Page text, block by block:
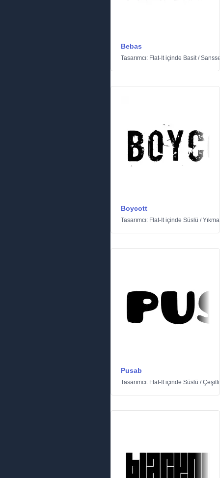
Bebas
Tasarımcı: Flat-Itiçinde Basit/
Boycott
Tasarımcı: Flat-Itiçinde Süslü /
Pusab
Tasarımcı: Flat-Itiçinde Süslü /Çeşitli